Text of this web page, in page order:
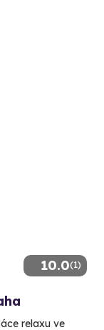
10.0(1)
relaxu ve